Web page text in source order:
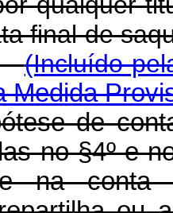
final de
(Incluído
Medida
de
no §4º e
na conta